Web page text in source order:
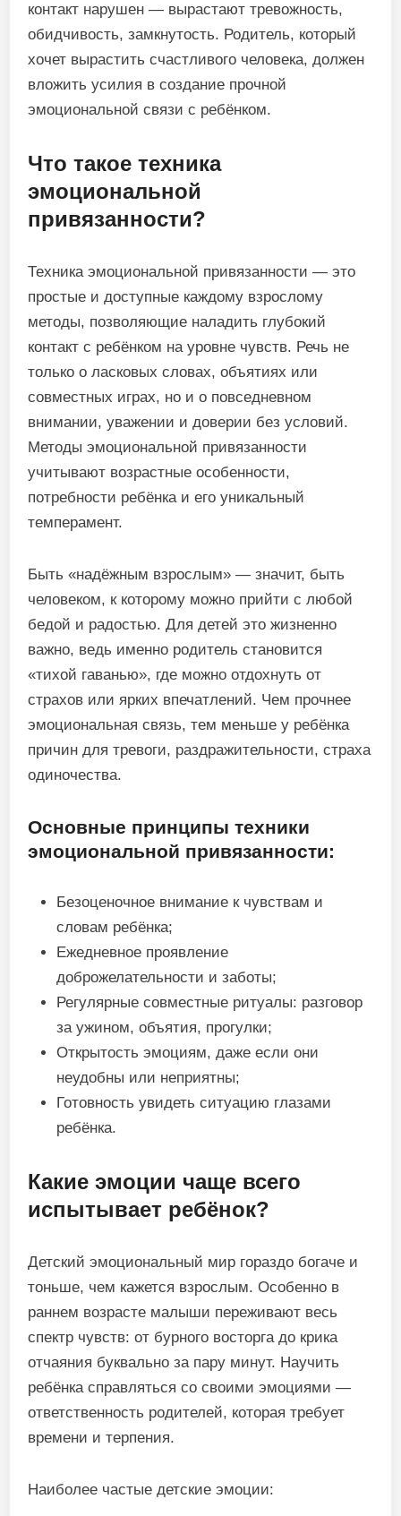
контакт нарушен — вырастают тревожность,
обидчивость, замкнутость. Родитель, который
хочет вырастить счастливого человека, должен
вложить усилия в создание прочной
эмоциональной связи с ребёнком.
Что такое техника
эмоциональной
привязанности?
Техника эмоциональной привязанности — это
простые и доступные каждому взрослому
методы, позволяющие наладить глубокий
контакт с ребёнком на уровне чувств. Речь не
только о ласковых словах, объятиях или
совместных играх, но и о повседневном
внимании, уважении и доверии без условий.
Методы эмоциональной привязанности
учитывают возрастные особенности,
потребности ребёнка и его уникальный
темперамент.
Быть «надёжным взрослым» — значит, быть
человеком, к которому можно прийти с любой
бедой и радостью. Для детей это жизненно
важно, ведь именно родитель становится
«тихой гаванью», где можно отдохнуть от
страхов или ярких впечатлений. Чем прочнее
эмоциональная связь, тем меньше у ребёнка
причин для тревоги, раздражительности, страха
одиночества.
Основные принципы техники
эмоциональной привязанности:
Безоценочное внимание к чувствам и
словам ребёнка;
Ежедневное проявление
доброжелательности и заботы;
Регулярные совместные ритуалы: разговор
за ужином, объятия, прогулки;
Открытость эмоциям, даже если они
неудобны или неприятны;
Готовность увидеть ситуацию глазами
ребёнка.
Какие эмоции чаще всего
испытывает ребёнок?
Детский эмоциональный мир гораздо богаче и
тоньше, чем кажется взрослым. Особенно в
раннем возрасте малыши переживают весь
спектр чувств: от бурного восторга до крика
отчаяния буквально за пару минут. Научить
ребёнка справляться со своими эмоциями —
ответственность родителей, которая требует
времени и терпения.
Наиболее частые детские эмоции: